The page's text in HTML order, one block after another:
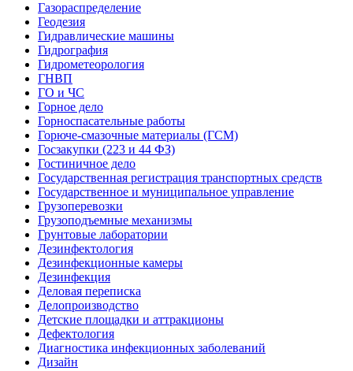
Газораспределение
Геодезия
Гидравлические машины
Гидрография
Гидрометеорология
ГНВП
ГО и ЧС
Горное дело
Горноспасательные работы
Горюче-смазочные материалы (ГСМ)
Госзакупки (223 и 44 ФЗ)
Гостиничное дело
Государственная регистрация транспортных средств
Государственное и муниципальное управление
Грузоперевозки
Грузоподъемные механизмы
Грунтовые лаборатории
Дезинфектология
Дезинфекционные камеры
Дезинфекция
Деловая переписка
Делопроизводство
Детские площадки и аттракционы
Дефектология
Диагностика инфекционных заболеваний
Дизайн